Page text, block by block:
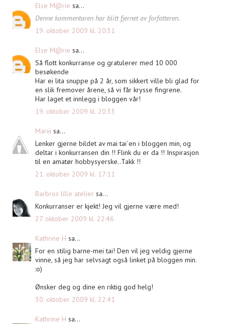
Else M@rie sa...
Denne kommentaren har blitt fjernet av forfatteren.
19. oktober 2009 kl. 20:31
Else M@rie sa...
Så flott konkurranse og gratulerer med 10 000
besøkende
Har ei lita snuppe på 2 år, som sikkert ville bli glad for
en slik fremover årene, så vi får krysse fingrene.
Har laget et innlegg i bloggen vår!
19. oktober 2009 kl. 20:33
Mariii sa...
Lenker gjerne bildet av mai tai`en i bloggen min, og
deltar i konkurransen din !! Flink du er da !! Inspirasjon
til en amatør hobbysyerske..Takk !!
21. oktober 2009 kl. 17:11
Barbros lille atelier sa...
Konkurranser er kjekt! Jeg vil gjerne være med!
27. oktober 2009 kl. 22:46
Kathrine H sa...
For en stilig barne-mei tai! Den vil jeg veldig gjerne
vinne, så jeg har selvsagt også linket på bloggen min.
:o)
Ønsker deg og dine en riktig god helg!
30. oktober 2009 kl. 22:41
Kathrine H sa...